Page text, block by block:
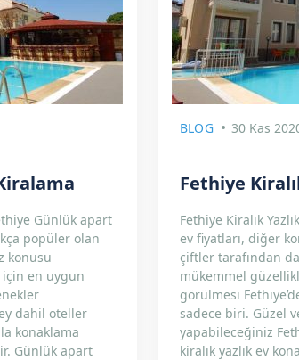
Günlük apart
popüler olan
konusu
en uygun
dahil oteller
konaklama
Günlük apart
BLOG 30 Kas
Fethiye
Fethiye Kiralık
ev fiyatları, diğer
çiftler tarafından
mükemmel
görülmesi
sadece biri. Güzel
yapabileceğiniz
kiralık yazlık ev